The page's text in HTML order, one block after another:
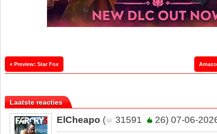
« Preview: Star Fox
Laatste reacties
ElCheapo ( 31591 26) 07-06-